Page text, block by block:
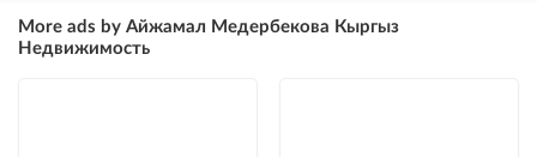
More ads by Айжамал Медербекова Кыргыз
Недвижимость